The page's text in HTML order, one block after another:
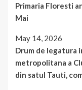
Primaria Floresti
Mai
May 14, 2026
Drum de legatura
metropolitana a
din satul Tauti,